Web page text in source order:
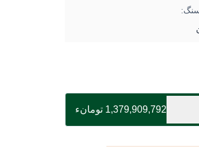
1,379,909,792 تومانء